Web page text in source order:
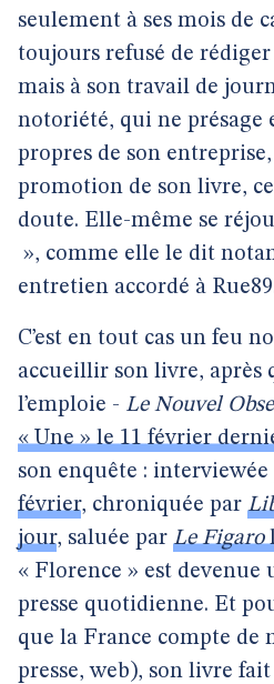
seulement à ses mois de
toujours refusé de
mais à son travail de
notoriété, qui ne présage
propres de son
promotion de son livre,
doute. Elle-même se
», comme elle le dit
entretien accordé à
C’est en tout cas un feu
accueillir son livre, après
l’emploie - Le Nouvel
« Une » le 11 février
son enquête : interviewée
février, chroniquée par
jour, saluée par Le Figaro
« Florence » est devenue
presse quotidienne. Et
que la France compte de
presse, web), son livre